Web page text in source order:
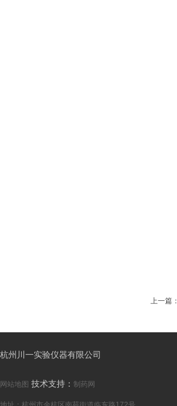
上一篇：
杭州川一实验仪器有限公司
网站地图 技术支持： 制药网